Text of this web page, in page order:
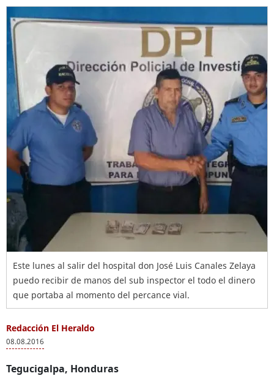
Este lunes al salir del hospital don José Luis Canales Zelaya
puedo recibir de manos del sub inspector el todo el dinero
que portaba al momento del percance vial.
Redacción El Heraldo
08.08.2016
Tegucigalpa, Honduras